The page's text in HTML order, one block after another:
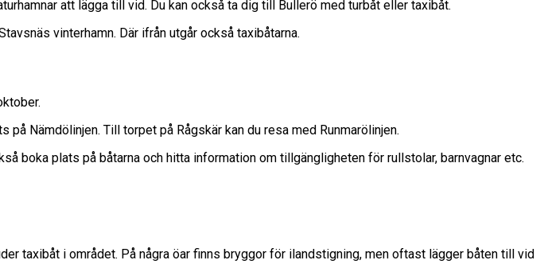
att lägga till vid. Du kan också ta dig till Bullerö med turbåt eller taxibåt.
vinterhamn. Där ifrån utgår också taxibåtarna.
Nämdölinjen. Till torpet på Rågskär kan du resa med Runmarölinjen.
boka plats på båtarna och hitta information om tillgängligheten för rullstolar, barnvagnar etc.
taxibåt i området. På några öar finns bryggor för ilandstigning, men oftast lägger båten till vid